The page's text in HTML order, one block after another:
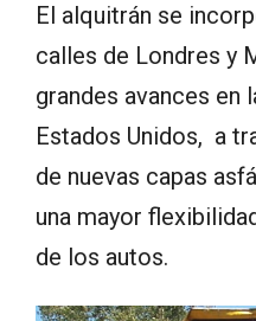
El alquitrán se
calles de Londres y
grandes avances en
Estados Unidos, a
de nuevas capas
una mayor
de los autos.